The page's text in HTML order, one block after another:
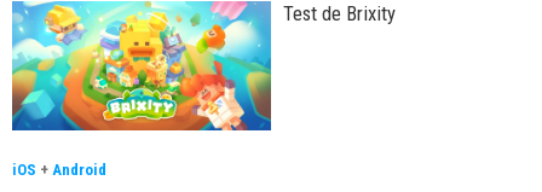
Test de Brixity
iOS + Android